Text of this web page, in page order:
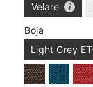
Velare
Boja
Light Grey